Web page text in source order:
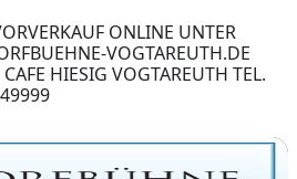
ONLINE UNTER
VOGTAREUTH.DE
HIESIG VOGTAREUTH TEL.